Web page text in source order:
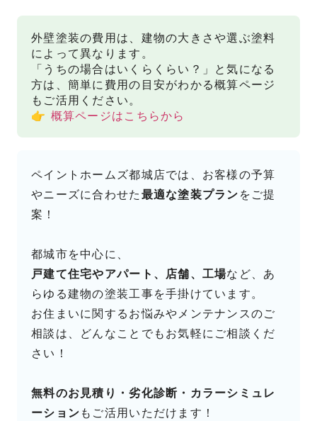
外壁塗装の費用は、建物の大きさや選ぶ塗料
によって異なります。
「うちの場合はいくらくらい？」と気になる
方は、簡単に費用の目安がわかる概算ページ
もご活用ください。
👉 概算ページはこちらから
ペイントホームズ都城店では、お客様の予算
やニーズに合わせた 最適な塗装プラン をご提
案！
都城市を中心に、
戸建て住宅やアパート、店舗、工場など、あ
らゆる建物の塗装工事を手掛けています。
お住まいに関するお悩みやメンテナンスのご
相談は、どんなことでもお気軽にご相談くだ
さい！
無料のお見積り・劣化診断・カラーシミュレ
ーション もご活用いただけます！